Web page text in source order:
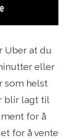
Uber at du
eller
som helst
blir lagt til
for å
for å vente